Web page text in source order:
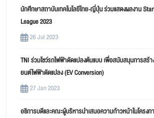
นักศึกษาสถาบันเทคโนโลยีไทย-ญี่ปุ่น ร่วมแสดงผลงาน
League 2023
26 Jul 2023
TNI ร่วมโชว์รถไฟฟ้าดัดแปลงต้นแบบ เพื่อสนับสนุนการสร้
ยนต์ไฟฟ้าดัดแปลง (EV Conversion)
27 Jan 2023
อธิการบดีและคณะผู้บริหารนำเสนอความก้าวหน้าในโคร